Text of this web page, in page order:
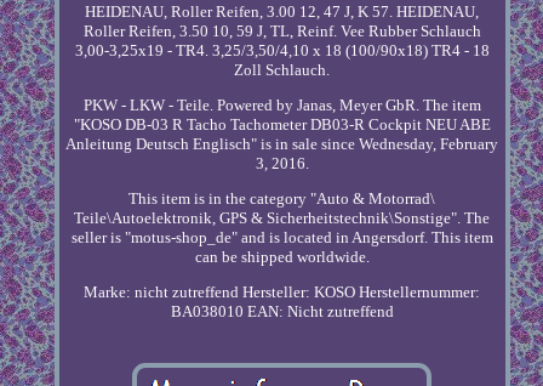
HEIDENAU, Roller Reifen, 3.00 12, 47 J, K 57. HEIDENAU,
Roller Reifen, 3.50 10, 59 J, TL, Reinf. Vee Rubber Schlauch
3,00-3,25x19 - TR4. 3,25/3,50/4,10 x 18 (100/90x18) TR4 - 18
Zoll Schlauch.
PKW - LKW - Teile. Powered by Janas, Meyer GbR. The item
"KOSO DB-03 R Tacho Tachometer DB03-R Cockpit NEU ABE
Anleitung Deutsch Englisch" is in sale since Wednesday, February
3, 2016.
This item is in the category "Auto & Motorrad\
Teile\Autoelektronik, GPS & Sicherheitstechnik\Sonstige". The
seller is "motus-shop_de" and is located in Angersdorf. This item
can be shipped worldwide.
Marke: nicht zutreffend Hersteller: KOSO Herstellernummer:
BA038010 EAN: Nicht zutreffend